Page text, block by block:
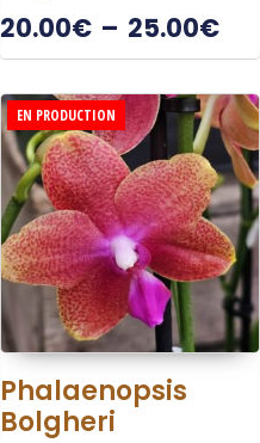
20.00€ – 25.00€
EN PRODUCTION
Phalaenopsis
Bolgheri